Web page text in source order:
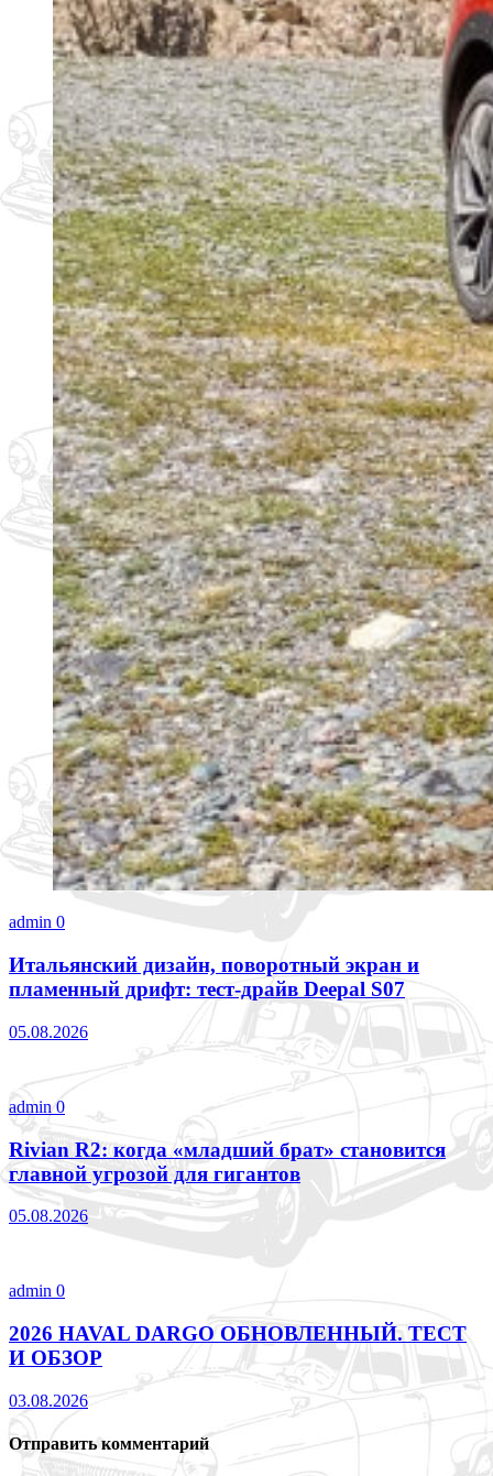
admin 0
Итальянский дизайн, поворотный экран и
пламенный дрифт: тест-драйв Deepal S07
05.08.2026
admin0
Rivian R2: когда «младший брат» становится
главной угрозой для гигантов
05.08.2026
admin 0
2026 HAVAL DARGO ОБНОВЛЕННЫЙ. ТЕСТ
И ОБЗОР
03.08.2026
Отправить комментарий